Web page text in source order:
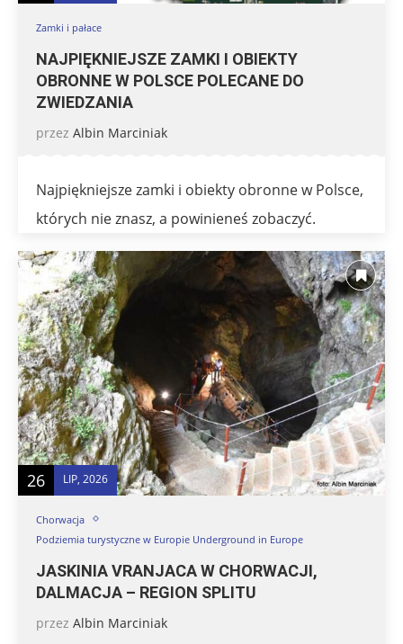
Zamki i pałace
NAJPIĘKNIEJSZE ZAMKI I OBIEKTY
OBRONNE W POLSCE POLECANE DO
ZWIEDZANIA
przez Albin Marciniak
Najpiękniejsze zamki i obiekty obronne w Polsce,
których nie znasz, a powinieneś zobaczyć.
26 LIP, 2026
Chorwacja
Podziemia turystyczne w Europie Underground in Europe
JASKINIA VRANJACA W CHORWACJI,
DALMACJA – REGION SPLITU
przez Albin Marciniak